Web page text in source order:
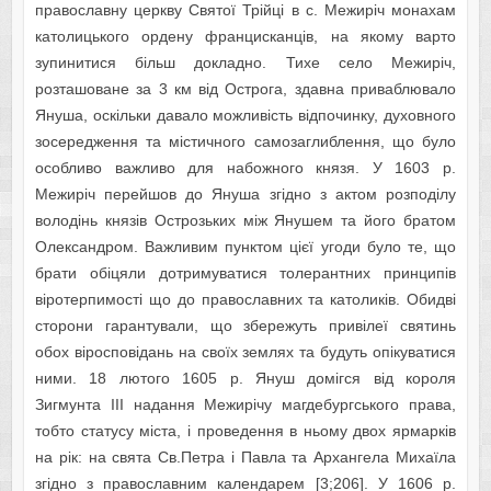
православну церкву Святої Трійці в с. Межиріч монахам
католицького ордену францисканців, на якому варто
зупинитися більш докладно. Тихе село Межиріч,
розташоване за 3 км від Острога, здавна приваблювало
Януша, оскільки давало можливість відпочинку, духовного
зосередження та містичного самозаглиблення, що було
особливо важливо для набожного князя. У 1603 р.
Межиріч перейшов до Януша згідно з актом розподілу
володінь князів Острозьких між Янушем та його братом
Олександром. Важливим пунктом цієї угоди було те, що
брати обіцяли дотримуватися толерантних принципів
віротерпимості що до православних та католиків. Обидві
сторони гарантували, що збережуть привілеї святинь
обох віросповідань на своїх землях та будуть опікуватися
ними. 18 лютого 1605 р. Януш домігся від короля
Зигмунта ІІІ надання Межирічу магдебургського права,
тобто статусу міста, і проведення в ньому двох ярмарків
на рік: на свята Св.Петра і Павла та Архангела Михаїла
згідно з православним календарем [3;206]. У 1606 р.